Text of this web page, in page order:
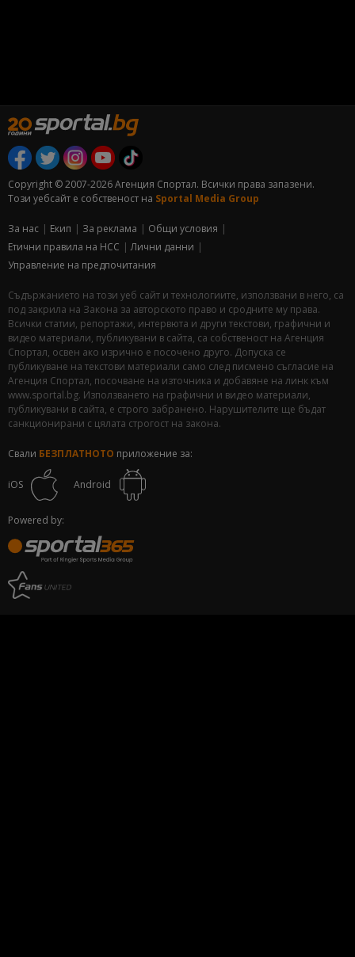
Copyright © 2007-2026 Агенция Спортал. Всички права запазени.
Този уебсайт е собственост на Sportal Media Group
За нас Екип За рекламa
Общи условия
Етични правила на НСС
Лични данни
Управление на предпочитания
Съдържанието на този уеб сайт и технологиите, използвани в него, са
под закрила на Закона за авторското право и сродните му права.
Всички статии, репортажи, интервюта и други текстови, графични и
видео материали, публикувани в сайта, са собственост на Агенция
Спортал, освен ако изрично е посочено друго. Допуска се
публикуване на текстови материали само след писмено съгласие на
Агенция Спортал, посочване на източника и добавяне на линк към
www.sportal.bg. Използването на графични и видео материали,
публикувани в сайта, е строго забранено. Нарушителите ще бъдат
санкционирани с цялата строгост на закона.
Свали БЕЗПЛАТНОТО приложение за:
iOS Android
Powered by: